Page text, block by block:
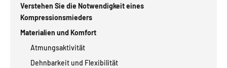
Verstehen Sie die Notwendigkeit eines
Kompressionsmieders
Materialien und Komfort
Atmungsaktivität
Dehnbarkeit und Flexibilität